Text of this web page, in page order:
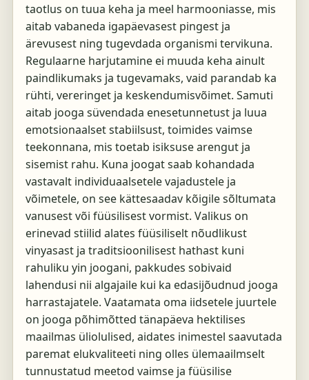
taotlus on tuua keha ja meel harmooniasse, mis
aitab vabaneda igapäevasest pingest ja
ärevusest ning tugevdada organismi tervikuna.
Regulaarne harjutamine ei muuda keha ainult
paindlikumaks ja tugevamaks, vaid parandab ka
rühti, vereringet ja keskendumisvõimet. Samuti
aitab jooga süvendada enesetunnetust ja luua
emotsionaalset stabiilsust, toimides vaimse
teekonnana, mis toetab isiksuse arengut ja
sisemist rahu. Kuna joogat saab kohandada
vastavalt individuaalsetele vajadustele ja
võimetele, on see kättesaadav kõigile sõltumata
vanusest või füüsilisest vormist. Valikus on
erinevad stiilid alates füüsiliselt nõudlikust
vinyasast ja traditsioonilisest hathast kuni
rahuliku yin joogani, pakkudes sobivaid
lahendusi nii algajaile kui ka edasijõudnud jooga
harrastajatele. Vaatamata oma iidsetele juurtele
on jooga põhimõtted tänapäeva hektilises
maailmas üliolulised, aidates inimestel saavutada
paremat elukvaliteeti ning olles ülemaailmselt
tunnustatud meetod vaimse ja füüsilise